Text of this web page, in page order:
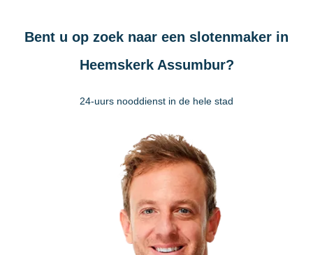
Bent u op zoek naar een slotenmaker in
Heemskerk Assumbur?
24-uurs nooddienst in de hele stad